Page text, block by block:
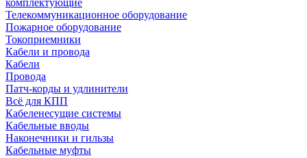
комплектующие
Телекоммуникационное оборудование
Пожарное оборудование
Токоприемники
Кабели и провода
Кабели
Провода
Патч-корды и удлинители
Всё для КПП
Кабеленесущие системы
Кабельные вводы
Наконечники и гильзы
Кабельные муфты